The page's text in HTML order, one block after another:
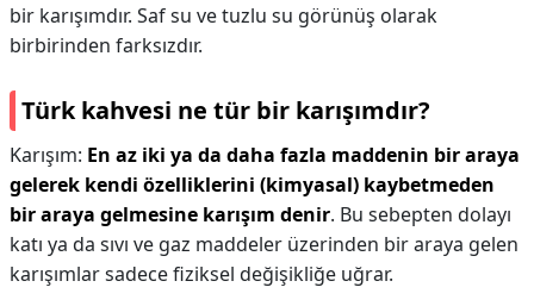
bir karışımdır. Saf su ve tuzlu su görünüş olarak
birbirinden farksızdır.
Türk kahvesi ne tür bir karışımdır?
Karışım: En az iki ya da daha fazla maddenin bir araya
gelerek kendi özelliklerini (kimyasal) kaybetmeden
bir araya gelmesine karışım denir. Bu sebepten dolayı
katı ya da sıvı ve gaz maddeler üzerinden bir araya gelen
karışımlar sadece fiziksel değişikliğe uğrar.